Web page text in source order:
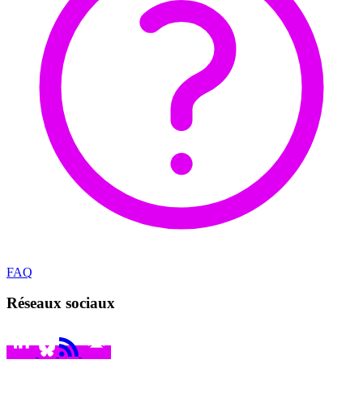
FAQ
Réseaux sociaux